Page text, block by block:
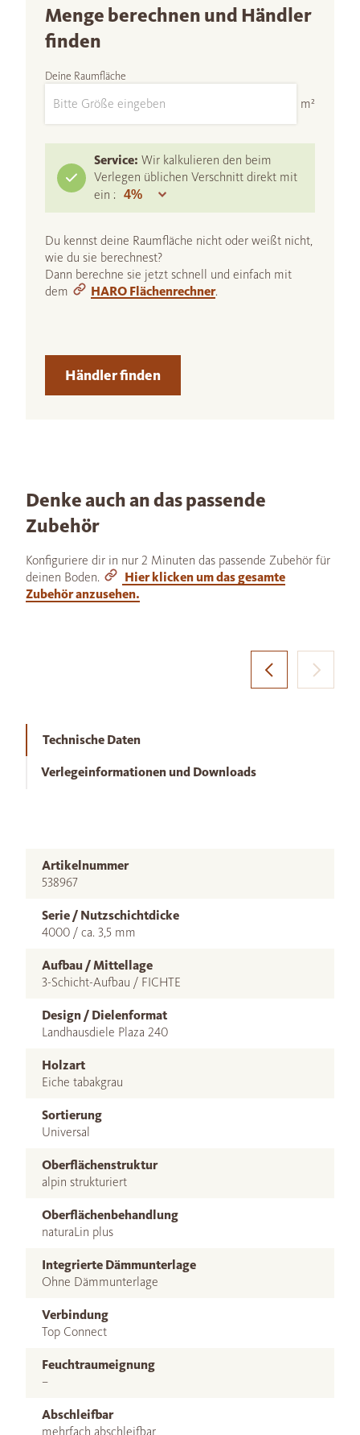
Menge berechnen und Händler
finden
Deine Raumfläche
m²
Service: Wir kalkulieren den beim
Verlegen üblichen Verschnitt direkt mit
ein :
Du kennst deine Raumfläche nicht oder weißt nicht,
wie du sie berechnest?
Dann berechne sie jetzt schnell und einfach mit
dem
HARO Flächenrechner.
Händler finden
Denke auch an das passende
Zubehör
Konfiguriere dir in nur 2 Minuten das passende Zubehör für
deinen Boden.
Hier klicken um das gesamte
Zubehör anzusehen.
Technische Daten
Verlegeinformationen und Downloads
Artikelnummer
538967
Serie / Nutzschichtdicke
4000 / ca. 3,5 mm
Aufbau / Mittellage
3-Schicht-Aufbau / FICHTE
Design / Dielenformat
Landhausdiele Plaza 240
Holzart
Eiche tabakgrau
Sortierung
Universal
Oberflächenstruktur
alpin strukturiert
Oberflächenbehandlung
naturaLin plus
Integrierte Dämmunterlage
Ohne Dämmunterlage
Verbindung
Top Connect
Feuchtraumeignung
–
Abschleifbar
mehrfach abschleifbar